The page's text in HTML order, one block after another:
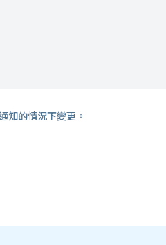
知的情況下變更。